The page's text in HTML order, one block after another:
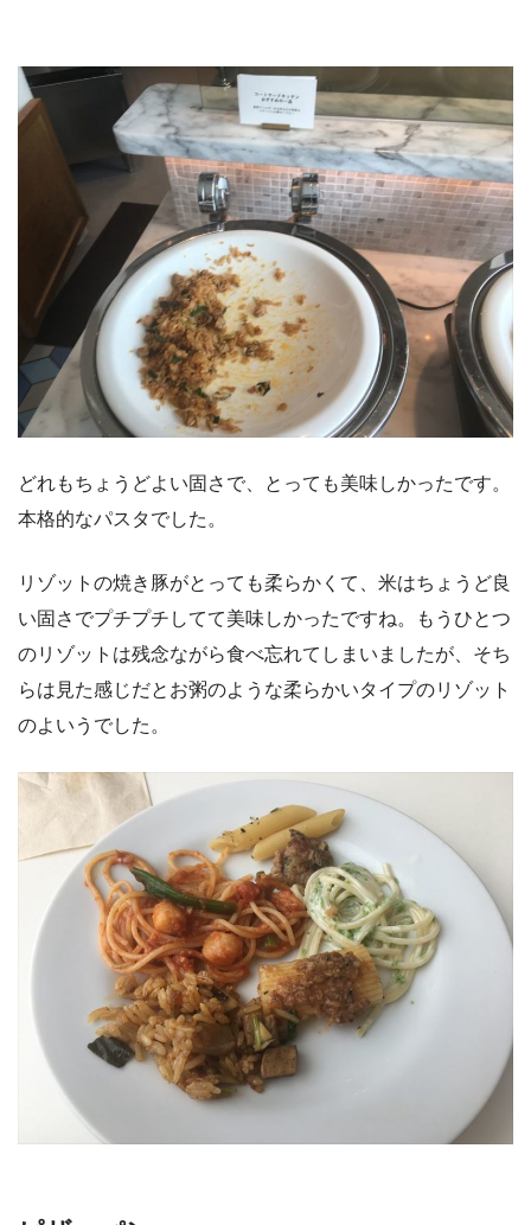
どれもちょうどよい固さで、とっても美味しかったです。
本格的なパスタでした。
リゾットの焼き豚がとっても柔らかくて、米はちょうど良
い固さでプチプチしてて美味しかったですね。もうひとつ
のリゾットは残念ながら食べ忘れてしまいましたが、そち
らは見た感じだとお粥のような柔らかいタイプのリゾット
のよいうでした。